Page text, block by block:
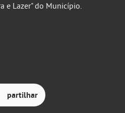
e Lazer" do Município.
partilhar